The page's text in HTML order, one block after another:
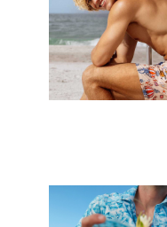
Vedi tutti i Telli mare
Borse
Borsello
Borsa da
Occhiali da